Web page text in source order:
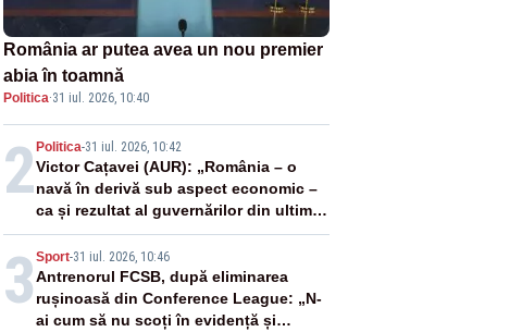
România ar putea avea un nou premier
abia în toamnă
Politica·31 iul. 2026, 10:40
2 Politica-31 iul. 2026, 10:42
Victor Cațavei (AUR): „România – o
navă în derivă sub aspect economic –
ca și rezultat al guvernărilor din ultimii
36 de ani”
3 Sport-31 iul. 2026, 10:46
Antrenorul FCSB, după eliminarea
rușinoasă din Conference League: „N-
ai cum să nu scoți în evidență și